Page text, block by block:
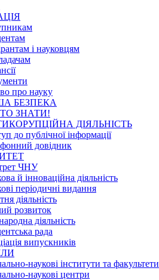
і науковцям
про науку
БЕЗПЕКА
ЗНАТИ!
ДІЯЛЬНІСТЬ
до публічної інформації
довідник
ЧНУ
й інноваційна діяльність
періодичні видання
діяльність
розвиток
діяльність
рада
випускників
наукові інститути та факультети
наукові центри